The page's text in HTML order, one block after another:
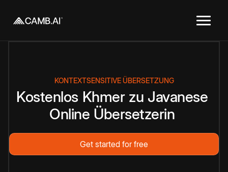
KONTEXTSENSITIVE ÜBERSETZUNG
Kostenlos Khmer zu Javanese
Online Übersetzerin
Get started for free